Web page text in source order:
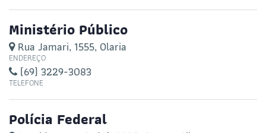
Ministério Público
Rua Jamari, 1555, Olaria
ENDEREÇO
(69) 3229-3083
TELEFONE
Polícia Federal